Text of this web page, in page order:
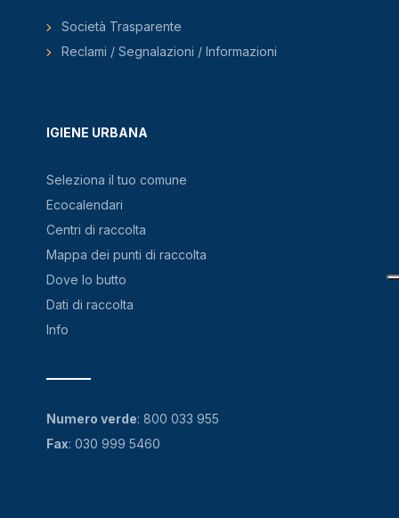
IGIENE URBANA
Seleziona il tuo comune
Ecocalendari
Centri di raccolta
Mappa dei punti di raccolta
Dove lo butto
Dati di raccolta
Info
Società Trasparente
Reclami / Segnalazioni / Informazioni
Numero verde: 800 033 955
Fax: 030 999 5460